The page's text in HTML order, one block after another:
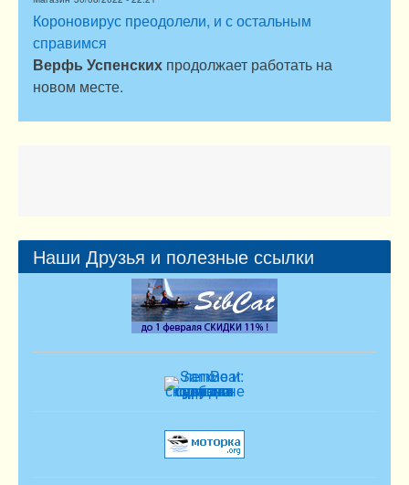
Короновирус преодолели, и с остальным
справимся
Верфь Успенских продолжает работать на
новом месте.
Наши Друзья и полезные ссылки